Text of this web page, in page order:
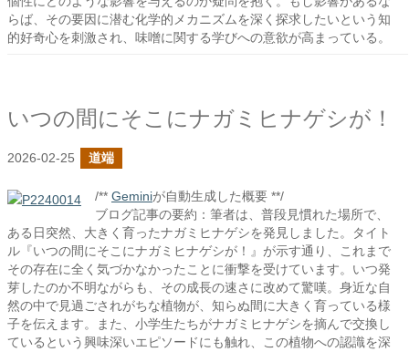
らば、その要因に潜む化学的メカニズムを深く探求したいという知
的好奇心を刺激され、味噌に関する学びへの意欲が高まっている。
いつの間にそこにナガミヒナゲシが！
2026-02-25 道端
/** Geminiが自動生成した概要 **/
ブログ記事の要約：筆者は、普段見慣れた場所で、
ある日突然、大きく育ったナガミヒナゲシを発見しました。タイト
ル『いつの間にそこにナガミヒナゲシが！』が示す通り、これまで
その存在に全く気づかなかったことに衝撃を受けています。いつ発
芽したのか不明ながらも、その成長の速さに改めて驚嘆。身近な自
然の中で見過ごされがちな植物が、知らぬ間に大きく育っている様
子を伝えます。また、小学生たちがナガミヒナゲシを摘んで交換し
ているという興味深いエピソードにも触れ、この植物への認識を深